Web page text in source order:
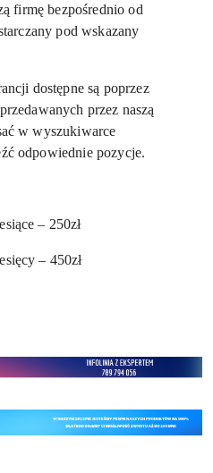
firmę bezpośrednio od
pod wskazany
dostępne są poprzez
przez naszą
w wyszukiwarce
odpowiednie pozycje.
– 250zł
– 450zł